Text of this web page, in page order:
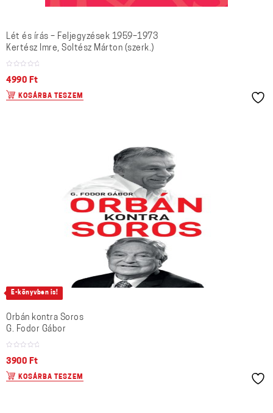
Lét és írás – Feljegyzések 1959–1973
Kertész Imre, Soltész Márton (szerk.)
4990 Ft
KOSÁRBA TESZEM
E-könyvben is!
Orbán kontra Soros
G. Fodor Gábor
3900 Ft
KOSÁRBA TESZEM